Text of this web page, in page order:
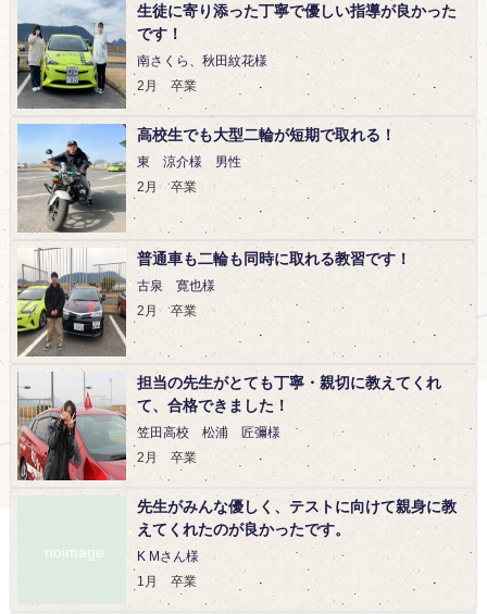
noimage
noimage
生徒に寄り添った丁寧で優しい指導が良かった
です！
南さくら、秋田紋花様
2月 卒業
noimage
高校生でも大型二輪が短期で取れる！
東 涼介様 男性
2月 卒業
noimage
普通車も二輪も同時に取れる教習です！
古泉 寛也様
2月 卒業
担当の先生がとても丁寧・親切に教えてくれ
て、合格できました！
笠田高校 松浦 匠彌様
2月 卒業
noimage
先生がみんな優しく、テストに向けて親身に教
えてくれたのが良かったです。
K Mさん様
1月 卒業